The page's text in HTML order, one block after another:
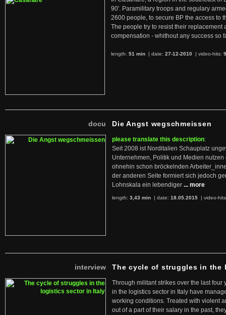
90'. Paramilitary troops and regulary
2600 people, to secure BP the access to
The people try to resist their replacement
compensation - whithout any success so
length: 51 min | date: 27-12-2010 | video-hits:
docu Die Angst wegschmeissen
please translate this description:
Seit 2008 ist Norditalien Schauplatz
Unternehmen, Politik und Medien
ohnehin schon bröckelnden
der anderen Seite formiert sich jedoch
Lohnskala ein lebendiger ... more
length: 3,43 min | date: 18.05.2015 | video-
interview The cycle of struggles in
Through militant strikes over the last four
in the logistics sector in Italy have
working conditions. Treated with violent
out of a part of their salary in the past,